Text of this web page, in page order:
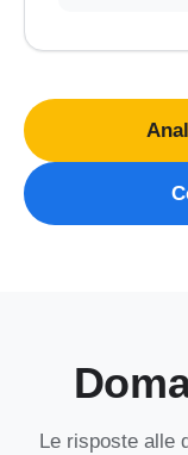
Le risposte alle